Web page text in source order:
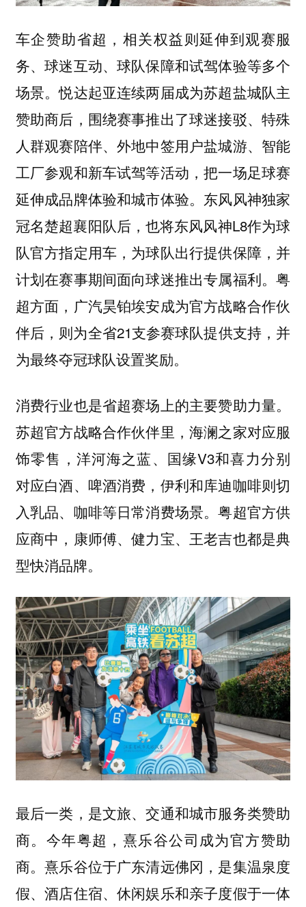
车企赞助省超，相关权益则延伸到观赛服
务、球迷互动、球队保障和试驾体验等多个
场景。悦达起亚连续两届成为苏超盐城队主
赞助商后，围绕赛事推出了球迷接驳、特殊
人群观赛陪伴、外地中签用户盐城游、智能
工厂参观和新车试驾等活动，把一场足球赛
延伸成品牌体验和城市体验。东风风神独家
冠名楚超襄阳队后，也将东风风神L8作为球
队官方指定用车，为球队出行提供保障，并
计划在赛事期间面向球迷推出专属福利。粤
超方面，广汽昊铂埃安成为官方战略合作伙
伴后，则为全省21支参赛球队提供支持，并
为最终夺冠球队设置奖励。
消费行业也是省超赛场上的主要赞助力量。
苏超官方战略合作伙伴里，海澜之家对应服
饰零售，洋河海之蓝、国缘V3和喜力分别
对应白酒、啤酒消费，伊利和库迪咖啡则切
入乳品、咖啡等日常消费场景。粤超官方供
应商中，康师傅、健力宝、王老吉也都是典
型快消品牌。
最后一类，是文旅、交通和城市服务类赞助
商。今年粤超，熹乐谷公司成为官方赞助
商。熹乐谷位于广东清远佛冈，是集温泉度
假、酒店住宿、休闲娱乐和亲子度假于一体